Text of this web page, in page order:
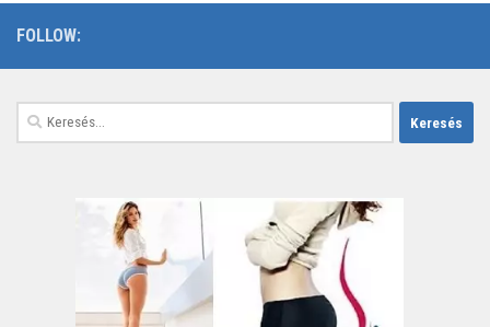
FOLLOW:
Keresés: